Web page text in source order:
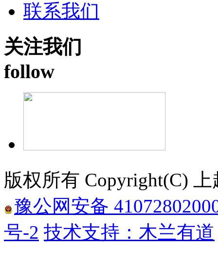
联系我们
关注我们
follow
版权所有 Copyright(C)
豫公网安备
号-2 技术支持：木兰有道